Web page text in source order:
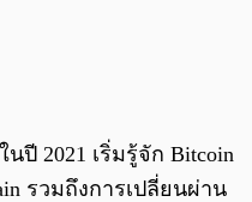
ปี 2021 เริ่มรู้จัก Bitcoin
รวมถึงการเปลี่ยนผ่าน